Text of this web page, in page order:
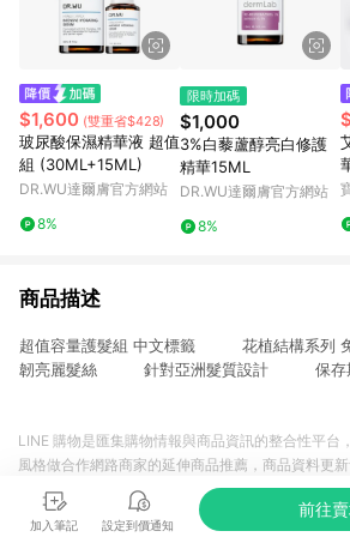
$1,600 (雙重省$428)
玻尿酸保濕精華液 超值
組 (30ML+15ML)
DR.WU達爾膚官方網站
8%
限時加碼
$1,000
3%白藜蘆醇亮白修護
精華15ML
DR.WU達爾膚官方網站
8%
商品描述
超值容量護髮組 中文標籤 花植結構系
韌亮麗髮絲 針對亞洲髮質設計 保存
加入筆記 設定到價通知
前往
LINE 購物是匯集購物情報與商品資訊的整合性平台
風格做合作網路商家的延伸商品推薦，商品資料更
商品至各合作網路商家，確認現售價與購物條件，
準。